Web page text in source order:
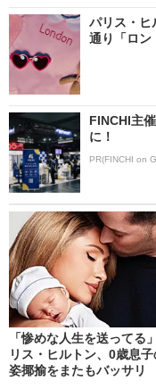
パリス・ヒ
通り「ロ
FINCHI主
に！
PR(FINCHI on
「惨めな人生を送って
リス・ヒルトン、0歳息
姿揶揄をまたもバッサ